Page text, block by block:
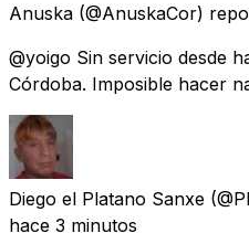
Anuska (@AnuskaCor)
@yoigo Sin servicio desde
Córdoba. Imposible hacer
Diego el Platano Sanxe
hace 3 minutos